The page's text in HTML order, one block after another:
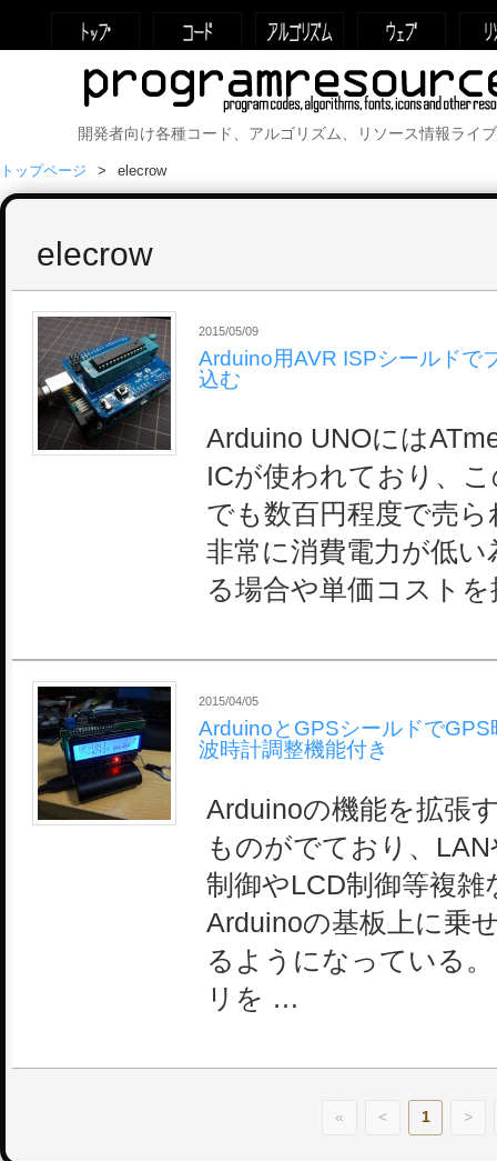
開発者向け各種コード、アルゴリズム、リソース情報ラ
トップページ elecrow
elecrow
2015/05/09
Arduino用AVR ISPシールドで
込む
Arduino UNOには
ICが使われており、
でも数百円程度で売
非常に消費電力が低
る場合や単価コスト
2015/04/05
ArduinoとGPSシールドでGPS
波時計調整機能付き
Arduinoの機能を拡張
ものがでており、
制御やLCD制御等複
Arduinoの基板上に乗
るようになっている
リを …
« < 1 >